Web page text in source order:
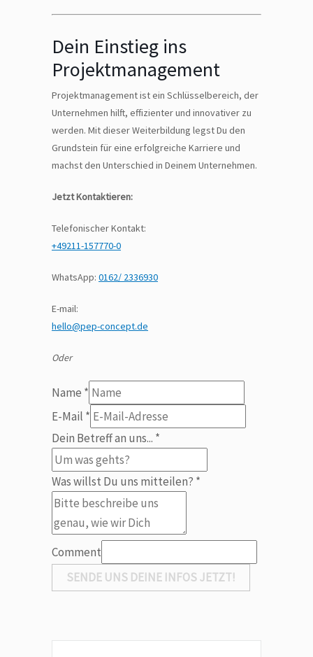
Dein Einstieg ins
Projektmanagement
Projektmanagement ist ein Schlüsselbereich, der
Unternehmen hilft, effizienter und innovativer zu
werden. Mit dieser Weiterbildung legst Du den
Grundstein für eine erfolgreiche Karriere und
machst den Unterschied in Deinem Unternehmen.
Jetzt Kontaktieren:
Telefonischer Kontakt:
+49211-157770-0
WhatsApp: 0162/ 2336930
E-mail:
hello@pep-concept.de
Oder
Name *
E-Mail *
Dein
an
uns
Dein Betreff an uns... *
Was willst Du uns mitteilen? *
Comment
SENDE UNS DEINE INFOS JETZT!